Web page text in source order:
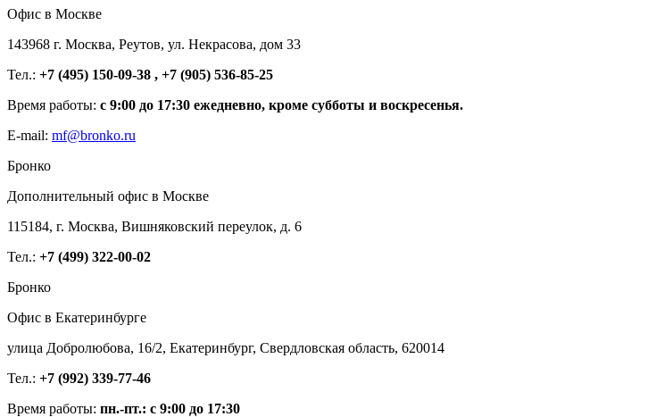
Офис в Москве
143968 г. Москва, Реутов, ул. Некрасова, дом 33
Тел.: +7 (495) 150-09-38 , +7 (905) 536-85-25
Время работы: с 9:00 до 17:30 ежедневно, кроме субботы и воскресенья.
E-mail: mf@bronko.ru
Бронко
Дополнительный офис в Москве
115184, г. Москва, Вишняковский переулок, д. 6
Тел.: +7 (499) 322-00-02
Бронко
Офис в Екатеринбурге
улица Добролюбова, 16/2, Екатеринбург, Свердловская область, 620014
Тел.: +7 (992) 339-77-46
Время работы: пн.-пт.: с 9:00 до 17:30